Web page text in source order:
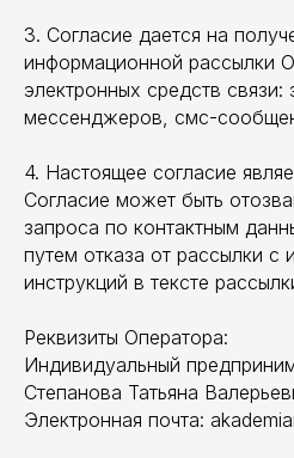
3. Согласие дается на
информационной рассылки
электронных средств связи:
мессенджеров, смс-
4. Настоящее согласие
Согласие может быть
запроса по контактным
путем отказа от рассылки с
инструкций в тексте
Реквизиты Оператора:
Индивидуальный
Степанова Татьяна
Электронная почта: